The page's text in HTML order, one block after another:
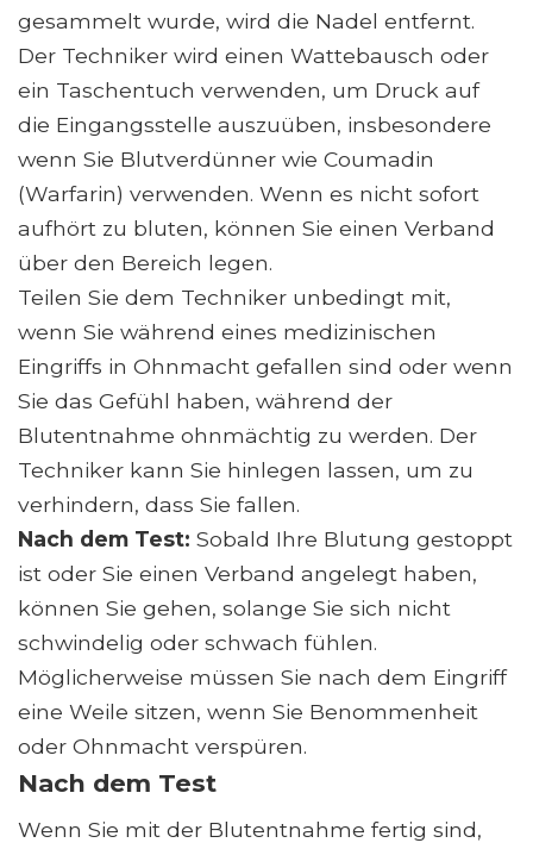
gesammelt wurde, wird die Nadel entfernt.
Der Techniker wird einen Wattebausch oder
ein Taschentuch verwenden, um Druck auf
die Eingangsstelle auszuüben, insbesondere
wenn Sie Blutverdünner wie Coumadin
(Warfarin) verwenden. Wenn es nicht sofort
aufhört zu bluten, können Sie einen Verband
über den Bereich legen.
Teilen Sie dem Techniker unbedingt mit,
wenn Sie während eines medizinischen
Eingriffs in Ohnmacht gefallen sind oder wenn
Sie das Gefühl haben, während der
Blutentnahme ohnmächtig zu werden. Der
Techniker kann Sie hinlegen lassen, um zu
verhindern, dass Sie fallen.
Nach dem Test: Sobald Ihre Blutung gestoppt
ist oder Sie einen Verband angelegt haben,
können Sie gehen, solange Sie sich nicht
schwindelig oder schwach fühlen.
Möglicherweise müssen Sie nach dem Eingriff
eine Weile sitzen, wenn Sie Benommenheit
oder Ohnmacht verspüren.
Nach dem Test
Wenn Sie mit der Blutentnahme fertig sind,